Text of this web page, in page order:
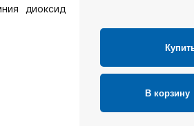
диоксид
В корзину